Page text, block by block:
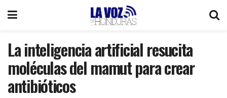
La inteligencia artificial resucita
moléculas del mamut para crear
antibióticos